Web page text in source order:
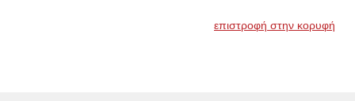
επιστροφή στην κορυφή